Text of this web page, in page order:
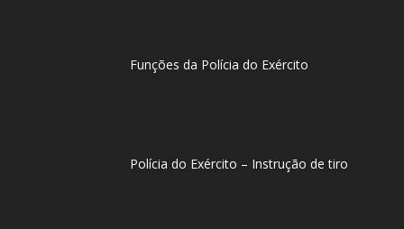
Funções da Polícia do Exército
Polícia do Exército – Instrução de tiro